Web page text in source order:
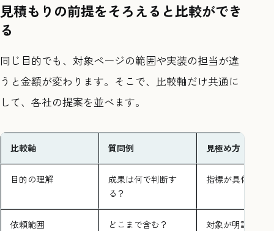
見積もりの前提をそろえると比較ができ
る
同じ目的でも、対象ページの範囲や実装の担当が違
うと金額が変わります。そこで、比較軸だけ共通に
して、各社の提案を並べます。
比較軸 質問例 見極め方
目的の理解
成果は何で判断す
る？
指標が具体的か
依頼範囲 どこまで含む？ 対象が明記され